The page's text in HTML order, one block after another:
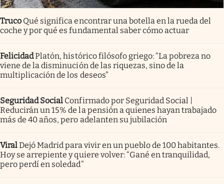
Truco Qué significa encontrar una botella en la rueda del
coche y por qué es fundamental saber cómo actuar
FelicidadPlatón, histórico filósofo griego: “La pobreza no
viene de la disminución de las riquezas, sino de la
multiplicación de los deseos”
Seguridad Social Confirmado por Seguridad Social |
Reducirán un 15% de la pensión a quienes hayan trabajado
más de 40 años, pero adelanten su jubilación
ViralDejó Madrid para vivir en un pueblo de 100 habitantes.
Hoy se arrepiente y quiere volver: “Gané en tranquilidad,
pero perdí en soledad”